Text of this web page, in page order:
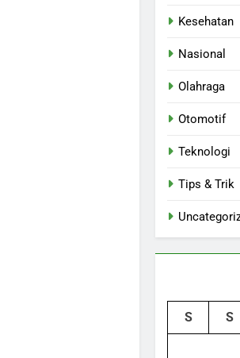
Kesehatan
Nasional
Olahraga
Otomotif
Teknologi
Tips & Trik
S S